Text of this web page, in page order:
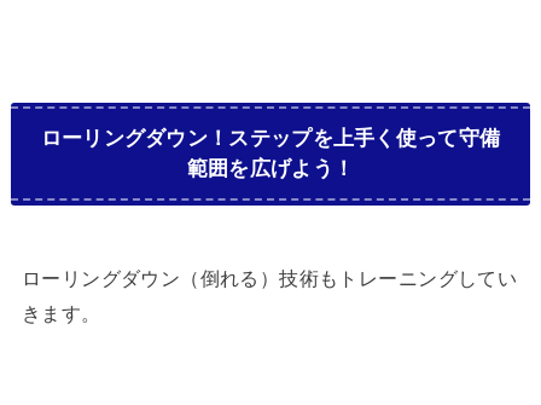
ローリングダウン！ステップを上手く使って守備
範囲を広げよう！
ローリングダウン（倒れる）技術もトレーニングしてい
きます。